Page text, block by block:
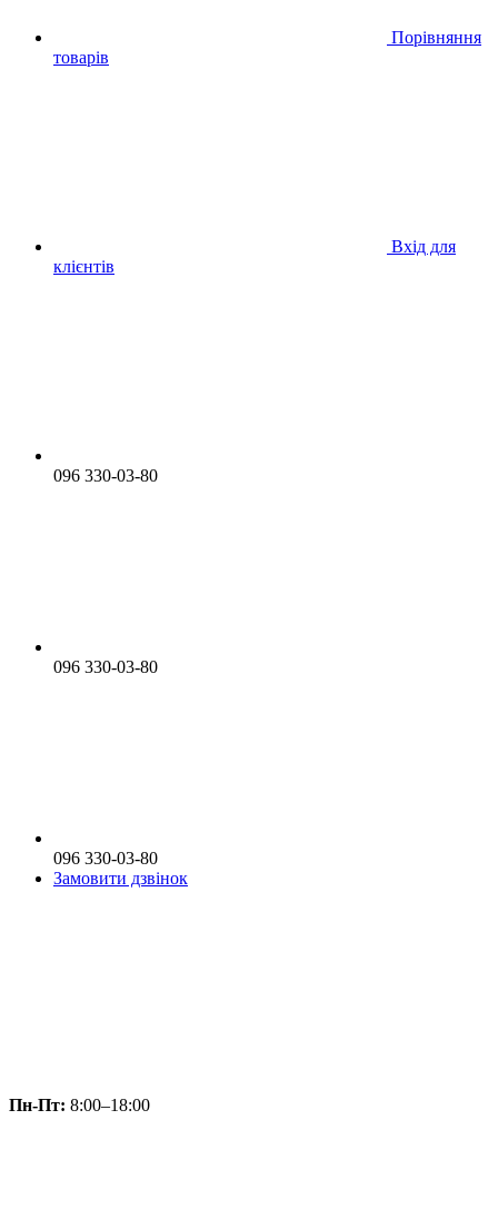
Порівняння
товарів
Вхід для
клієнтів
096 330-03-80
096 330-03-80
096 330-03-80
Замовити дзвінок
Пн-Пт: 8:00–18:00